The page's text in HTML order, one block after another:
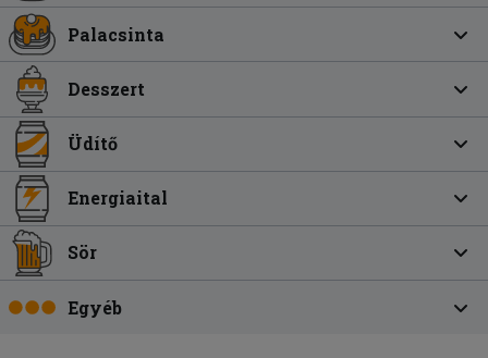
Palacsinta
Desszert
Üdítő
Energiaital
Sör
Egyéb